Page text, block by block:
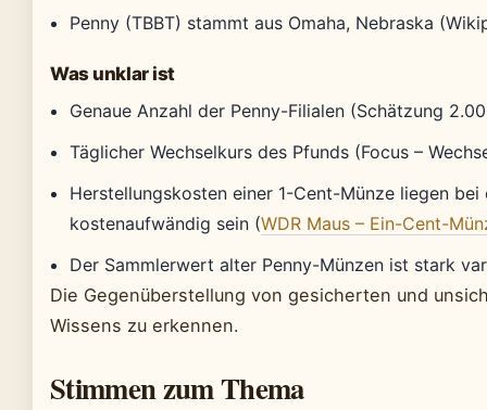
Penny (TBBT) stammt aus Omaha, Nebraska
Was unklar ist
Genaue Anzahl der Penny-Filialen (Schätzung
Täglicher Wechselkurs des Pfunds (Focus –
Herstellungskosten einer 1-Cent-Münze liegen
kostenaufwändig sein (WDR Maus – Ein-Cent-
Der Sammlerwert alter Penny-Münzen ist stark
Die Gegenüberstellung von gesicherten und
Wissens zu erkennen.
Stimmen zum Thema